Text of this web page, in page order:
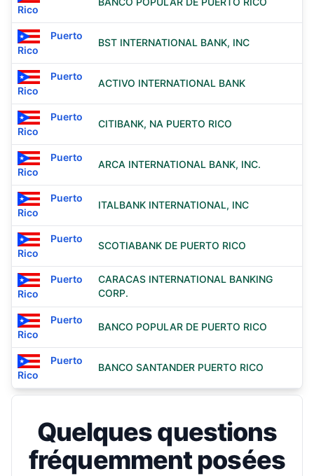
Rico
Puerto
Rico
BST INTERNATIONAL BANK, INC
Puerto
Rico
ACTIVO INTERNATIONAL BANK
Puerto
Rico
CITIBANK, NA PUERTO RICO
Puerto
Rico
ARCA INTERNATIONAL BANK, INC.
Puerto
Rico
ITALBANK INTERNATIONAL, INC
Puerto
Rico
SCOTIABANK DE PUERTO RICO
Puerto
Rico
CARACAS INTERNATIONAL BANKING
CORP.
Puerto
Rico
BANCO POPULAR DE PUERTO RICO
Puerto
Rico
BANCO SANTANDER PUERTO RICO
Quelques questions
fréquemment posées